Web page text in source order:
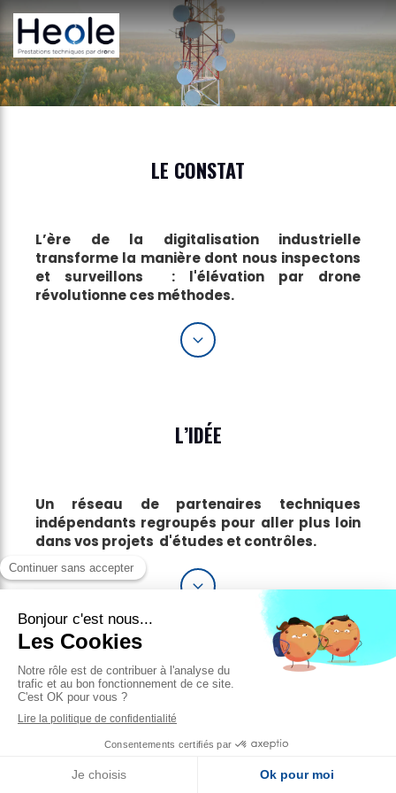
LE CONSTAT
L’ère de la digitalisation industrielle
transforme la manière dont nous inspectons
et surveillons : l'élévation par drone
révolutionne ces méthodes.
L’IDÉE
Un réseau de partenaires techniques
indépendants regroupés pour aller plus loin
dans vos projets d'études et contrôles.
LA SOLUTION
L’utilisation du drone et ses technologies
associées offrent de nombreuses opportunités